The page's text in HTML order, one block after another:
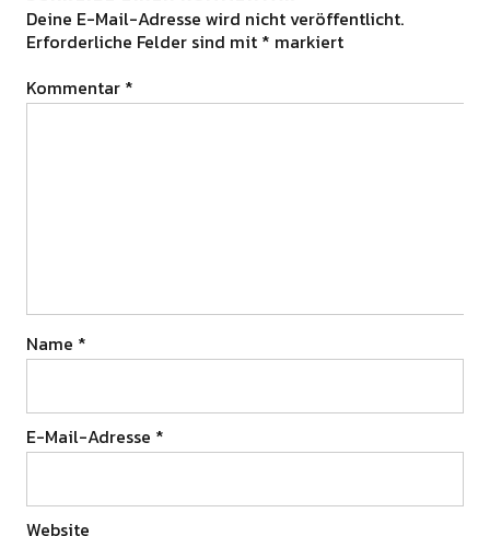
Deine E-Mail-Adresse wird nicht veröffentlicht.
Erforderliche Felder sind mit * markiert
Kommentar *
Name *
E-Mail-Adresse *
Website